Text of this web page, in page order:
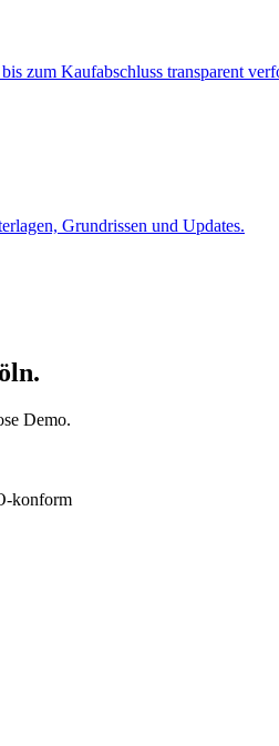
zum Kaufabschluss transparent
Grundrissen und Updates.
Demo.
konform